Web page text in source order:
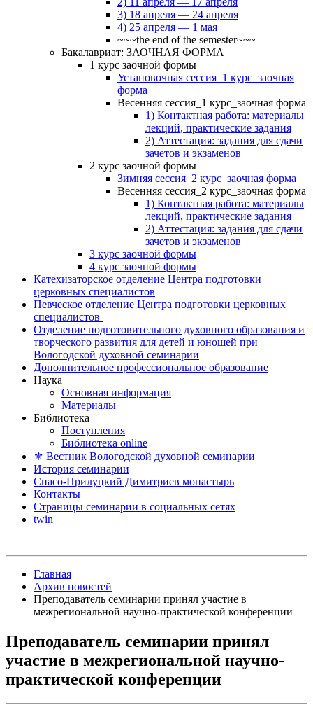
3) 18 апреля — 24 апреля
4) 25 апреля — 1 мая
~~~the end of the semester~~~
Бакалавриат: ЗАОЧНАЯ ФОРМА
1 курс заочной формы
Установочная сессия_1 курс_заочная
форма
Весенняя сессия_1 курс_заочная форма
1) Контактная работа: материалы
лекций, практические задания
2) Аттестация: задания для сдачи
зачетов и экзаменов
2 курс заочной формы
Зимняя сессия_2 курс_заочная форма
Весенняя сессия_2 курс_заочная форма
1) Контактная работа: материалы
лекций, практические задания
2) Аттестация: задания для сдачи
зачетов и экзаменов
3 курс заочной формы
4 курс заочной формы
Катехизаторское отделение Центра подготовки
церковных специалистов
Певческое отделение Центра подготовки церковных
специалистов
Отделение подготовительного духовного образования и
творческого развития для детей и юношей при
Вологодской духовной семинарии
Дополнительное профессиональное образование
Наука
Основная информация
Материалы
Библиотека
Поступления
Библиотека online
⚜ Вестник Вологодской духовной семинарии
История семинарии
Спасо-Прилуцкий Димитриев монастырь
Контакты
Страницы семинарии в социальных сетях
twin
Главная
Архив новостей
Преподаватель семинарии принял участие в
межрегиональной научно-практической конференции
Преподаватель семинарии принял
участие в межрегиональной научно-
практической конференции